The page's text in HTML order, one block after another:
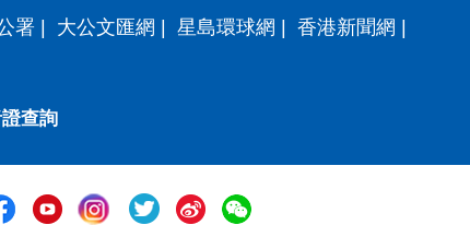
署 | 大公文匯網 | 星島環球網 | 香港新聞網 |
查詢